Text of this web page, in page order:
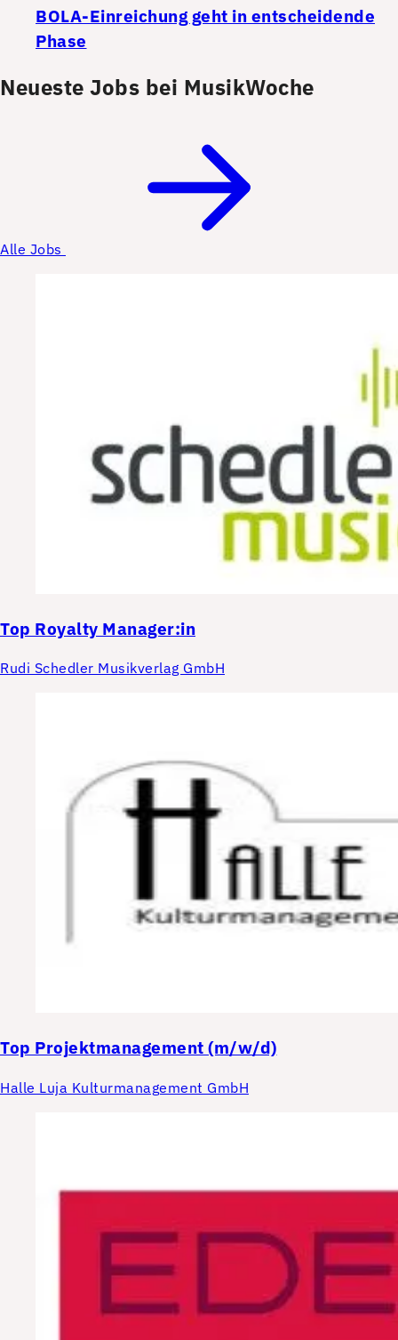
BOLA-Einreichung geht in entscheidende
Phase
Neueste Jobs bei MusikWoche
Alle Jobs
Top Royalty Manager:in
Rudi Schedler Musikverlag GmbH
Top Projektmanagement (m/w/d)
Halle Luja Kulturmanagement GmbH